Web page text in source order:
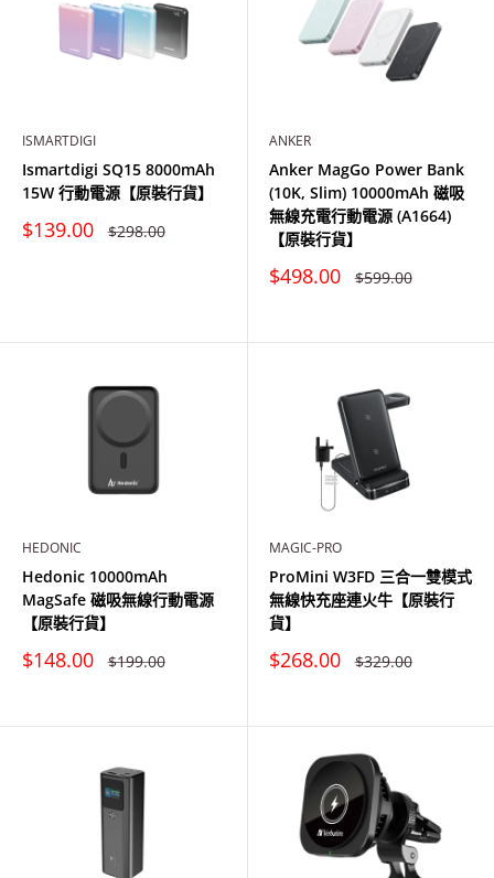
ISMARTDIGI
Ismartdigi SQ15 8000mAh
15W 行動電源【原裝行貨】
特
$139.00 原
$298.00
ANKER
Anker MagGo Power Bank
(10K, Slim) 10000mAh 磁吸
無線充電行動電源 (A1664)
【原裝行貨】
特
$498.00 原
$599.00
HEDONIC
Hedonic 10000mAh
MagSafe 磁吸無線行動電源
【原裝行貨】
特
$148.00 原
$199.00
MAGIC-PRO
ProMini W3FD 三合一雙模式
無線快充座連火牛【原裝行
貨】
特
$268.00 原
$329.00